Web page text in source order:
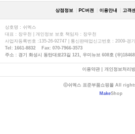
상점정보 PC버젼 이용안내 고객
상호명 : 쉬멕스
대표 : 장우천 | 개인정보 보호 책임자 : 장우천
사업자등록번호 :135-26-92747 | 통신판매업신고번호 : 2009-경
Tel: 1661-8832 Fax: 070-7966-3573
주소 : 경기 화성시 동탄대로23길 121, 우미뉴브 608호 (우)18468
이용약관| 개인정보처리
ⓒ쉬멕스 표준부품쇼핑몰 All
MakeShop